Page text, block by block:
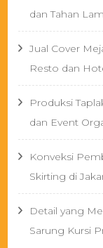
dan Tahan
Jual Cover
Resto dan
Produksi
dan Event
Konveksi
Skirting di
Detail yang
Sarung Kursi